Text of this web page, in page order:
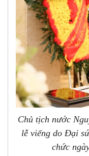
Chủ tịch nước
lễ viếng do Đại
chức